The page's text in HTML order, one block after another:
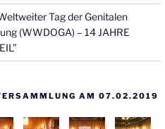
Tag der Genitalen
(WWDOGA) – 14 JAHRE
AM 07.02.2019